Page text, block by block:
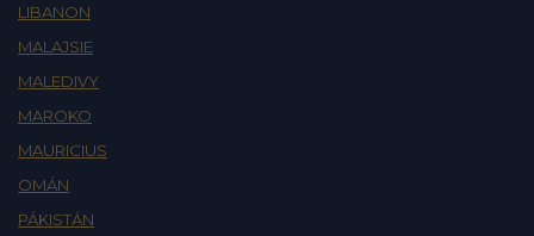
LIBANON
MALAJSIE
MALEDIVY
MAROKO
MAURICIUS
OMÁN
PÁKISTÁN